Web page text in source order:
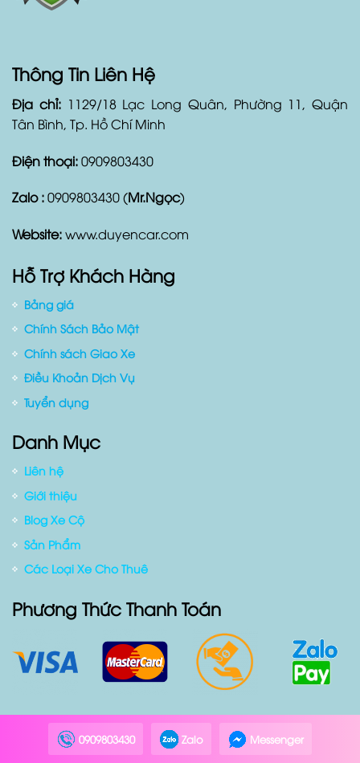
0909803430 Zalo Messenger
Thông Tin Liên Hệ
Địa chỉ:1129/18 Lạc Long Quân, Phường 11, Quận
www.duyencar.com
Hỗ Trợ Khách Hàng
Bảng giá
Chính Sách Bảo Mật
Chính sách Giao Xe
Điều Khoản Dịch Vụ
Danh Mục
Liên hệ
Giới thiệu
Blog Xe Cộ
Sản Phẩm
Phương Thức Thanh Toán